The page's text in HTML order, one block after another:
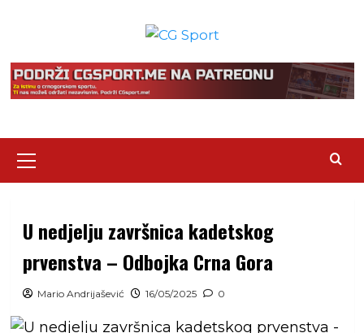
Menu
U nedjelju završnica kadetskog
prvenstva – Odbojka Crna Gora
Mario Andrijašević 16/05/2025 0